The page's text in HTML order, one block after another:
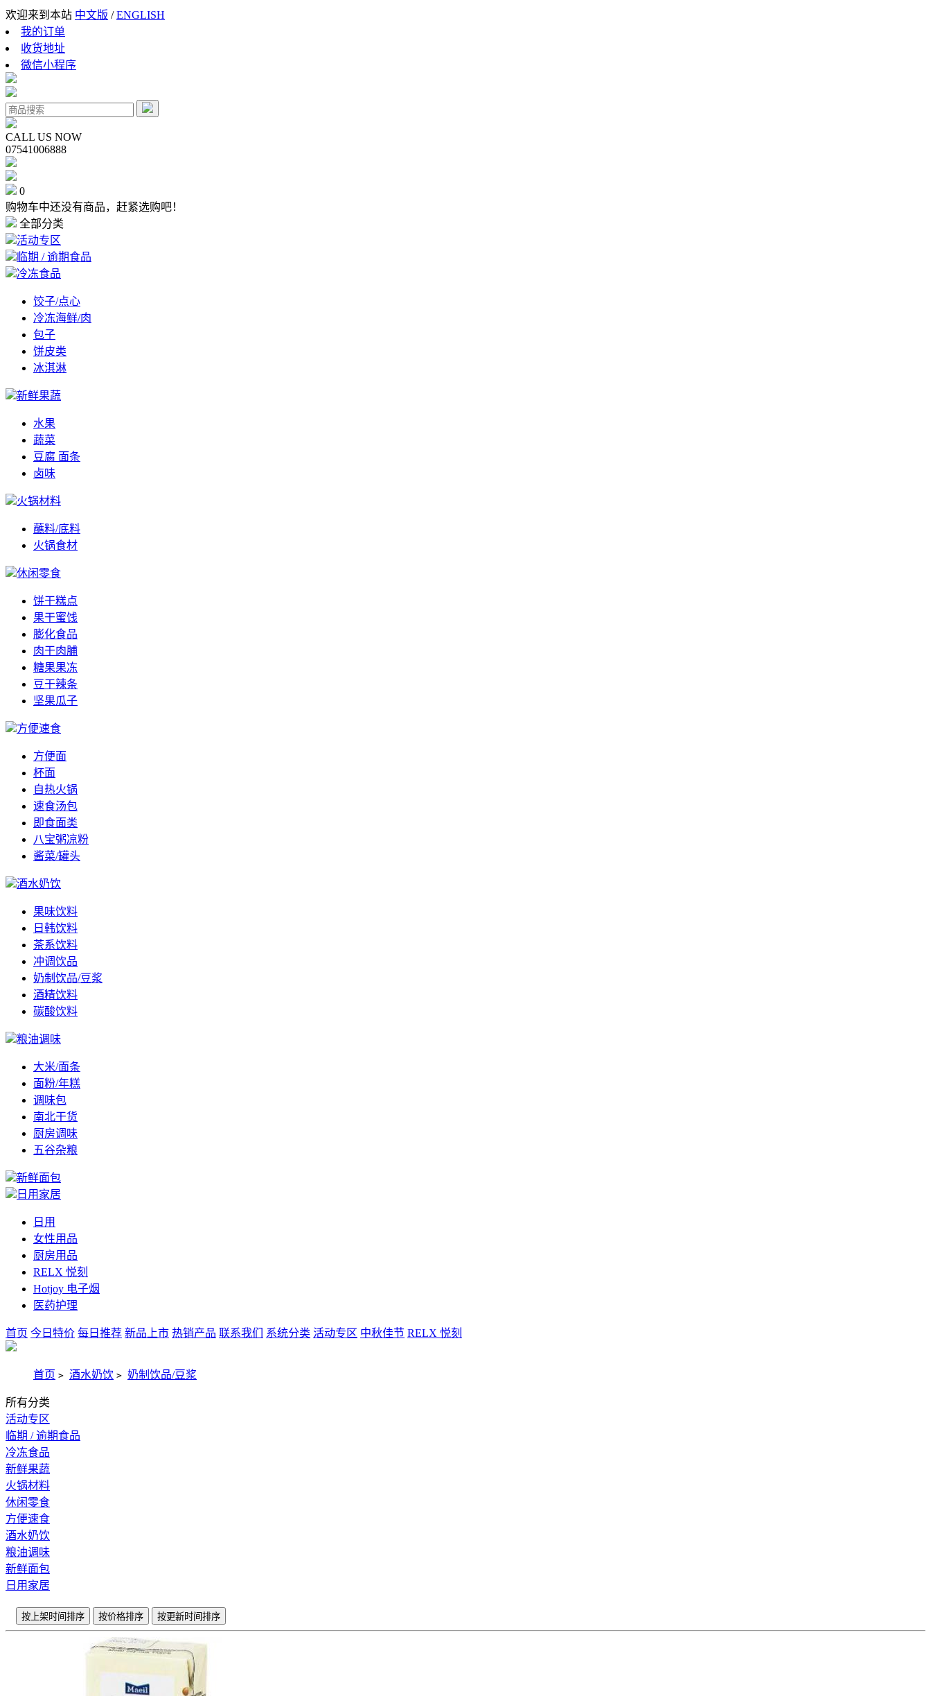
欢迎来到本站 中文版 /ENGLISH
我的订单
收货地址
微信小程序
CALL US NOW
07541006888
0
购物车中还没有商品，赶紧选购吧！
全部分类
活动专区
临期 / 逾期食品
冷冻食品
饺子/点心
冷冻海鲜/肉
包子
饼皮类
冰淇淋
新鲜果蔬
水果
蔬菜
豆腐 面条
卤味
火锅材料
蘸料/底料
火锅食材
休闲零食
饼干糕点
果干蜜饯
膨化食品
肉干肉脯
糖果果冻
豆干辣条
坚果瓜子
方便速食
方便面
杯面
自热火锅
速食汤包
即食面类
八宝粥凉粉
酱菜/罐头
酒水奶饮
果味饮料
日韩饮料
茶系饮料
冲调饮品
奶制饮品/豆浆
酒精饮料
碳酸饮料
粮油调味
大米/面条
面粉/年糕
调味包
南北干货
厨房调味
五谷杂粮
新鲜面包
日用家居
日用
女性用品
厨房用品
RELX 悦刻
Hotjoy 电子烟
医药护理
首页 今日特价 每日推荐 新品上市 热销产品 联系我们 系统分类 活动专区 中秋佳节 RELX 悦刻
首页 > 酒水奶饮 > 奶制饮品/豆浆
所有分类
活动专区
临期 / 逾期食品
冷冻食品
新鲜果蔬
火锅材料
休闲零食
方便速食
酒水奶饮
粮油调味
新鲜面包
日用家居
按上架时间排序 按价格排序 按更新时间排序